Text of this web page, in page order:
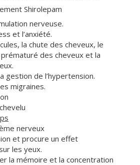
Shirolepam
nerveuse.
et l’anxiété.
la chute des cheveux, le
des cheveux et la
gestion de l’hypertension.
migraines.
nerveux
et procure un effet
les yeux.
la mémoire et la concentration